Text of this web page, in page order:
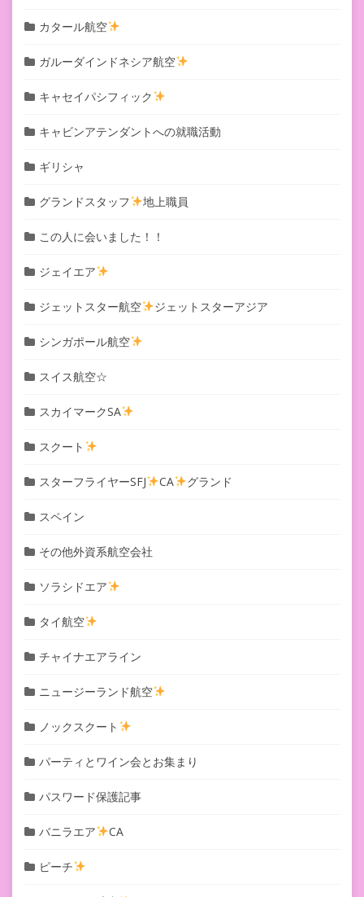
カタール航空
ガルーダインドネシア航空
キャセイパシフィック
キャビンアテンダントへの就職活動
ギリシャ
グランドスタッフ 地上職員
この人に会いました！！
ジェイエア
ジェットスター航空 ジェットスターアジア
シンガポール航空
スイス航空☆
スカイマークSA
スクート
スターフライヤーSFJ CA グランド
スペイン
その他外資系航空会社
ソラシドエア
タイ航空
チャイナエアライン
ニュージーランド航空
ノックスクート
パーティとワイン会とお集まり
パスワード保護記事
バニラエア CA
ピーチ